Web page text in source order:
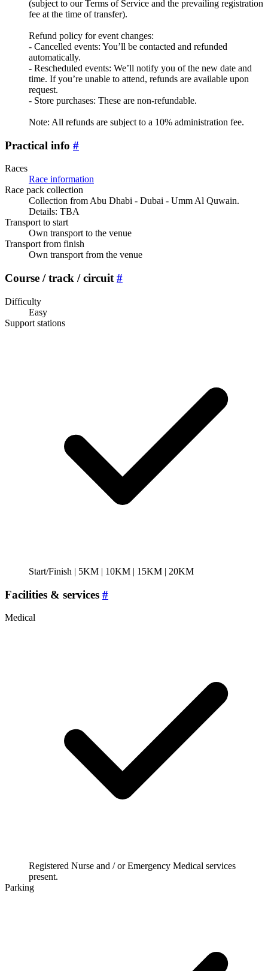
(subject to our Terms of Service and the prevailing registration
fee at the time of transfer).
Refund policy for event changes:
- Cancelled events: You’ll be contacted and refunded
automatically.
- Rescheduled events: We’ll notify you of the new date and
time. If you’re unable to attend, refunds are available upon
request.
- Store purchases: These are non-refundable.
Note: All refunds are subject to a 10% administration fee.
Practical info #
Races
Race information
Race pack collection
Collection from Abu Dhabi - Dubai - Umm Al Quwain.
Details: TBA
Transport to start
Own transport to the venue
Transport from finish
Own transport from the venue
Course / track / circuit #
Difficulty
Easy
Support stations
Start/Finish | 5KM | 10KM | 15KM | 20KM
Facilities & services #
Medical
Registered Nurse and / or Emergency Medical services
present.
Parking